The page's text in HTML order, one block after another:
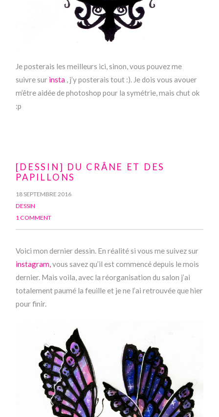
Je posterais les meilleurs ici, sinon, vous pouvez me
suivre sur insta , j’y posterais tout :). Je dois vous avouer
m’être aidée de photoshop pour la symétrie, mais chut ok
:p
[DESSIN] DU CRÂNE ET DES
PAPILLONS
18 SEPTEMBRE 2016
DESSIN
1 COMMENT
Voici mon dernier dessin. En réalité si vous me suivez sur
instagram,vous savez qu’il est commencé depuis le mois
dernier. Mais voila, avec la réorganisation du salon j’ai
totalement paumé la feuille et je ne l’ai retrouvée que hier
pour finir.